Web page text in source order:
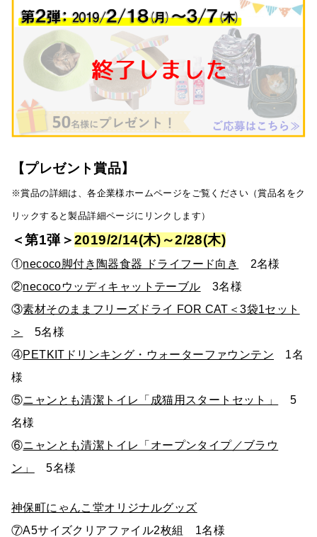
【プレゼント賞品】
※賞品の詳細は、各企業様ホームページをご覧ください（賞品名をク
リックすると製品詳細ページにリンクします）
＜第1弾＞2019/2/14(木)～2/28(木)
①necoco脚付き陶器食器 ドライフード向き
2名様
②necocoウッディキャットテーブル 3名様
③素材そのままフリーズドライ FOR CAT＜3袋1セット
＞
5名様
④PETKITドリンキング・ウォーターファウンテン 1名
様
⑤ニャンとも清潔トイレ「成猫用スタートセット」
5
名様
⑥ニャンとも清潔トイレ「オープンタイプ／ブラウ
ン」
5名様
神保町にゃんこ堂オリジナルグッズ
⑦A5サイズクリアファイル2枚組 1名様